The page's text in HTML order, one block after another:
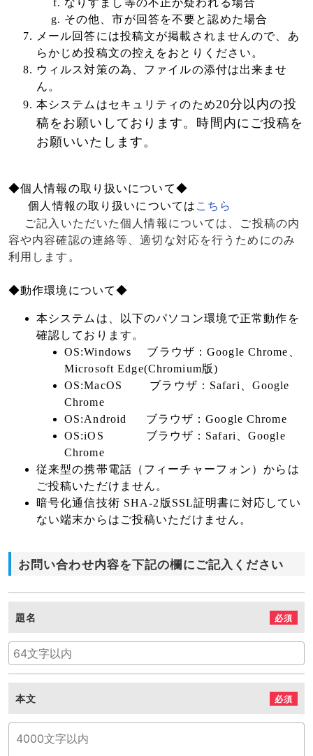
なりすまし等の不正が疑われる場合
その他、市が回答を不要と認めた場合
メール回答には投稿文が掲載されませんので、あ
らかじめ投稿文の控えをおとりください。
ウィルス対策の為、ファイルの添付は出来ませ
ん。
本システムはセキュリティのため20分以内の投
稿をお願いしております。時間内にご投稿を
お願いいたします。
◆個人情報の取り扱いについて◆
個人情報の取り扱いについては こちら
ご記入いただいた個人情報については、ご投稿の内
容や内容確認の連絡等、適切な対応を行うためにのみ
利用します。
◆動作環境について◆
本システムは、以下のパソコン環境で正常動作を
確認しております。
OS:Windows ブラウザ：Google Chrome、
Microsoft Edge(Chromium版)
OS:MacOS ブラウザ：Safari、Google
Chrome
OS:Android ブラウザ：Google Chrome
OS:iOS ブラウザ：Safari、Google
Chrome
従来型の携帯電話（フィーチャーフォン）からは
ご投稿いただけません。
暗号化通信技術 SHA-2版SSL証明書に対応してい
ない端末からはご投稿いただけません。
お問い合わせ内容を下記の欄にご記入ください
題名 必須
本文 必須